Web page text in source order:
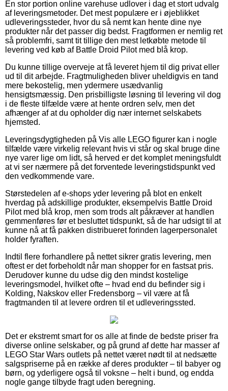
En stor portion online varehuse udlover i dag et stort udvalg
af leveringsmetoder. Det mest populære er i øjeblikket
udleveringssteder, hvor du så nemt kan hente dine nye
produkter når det passer dig bedst. Fragtformen er nemlig ret
så problemfri, samt tit tillige den mest letkøbte metode til
levering ved køb af Battle Droid Pilot med blå krop.
Du kunne tillige overveje at få leveret hjem til dig privat eller
ud til dit arbejde. Fragtmuligheden bliver uheldigvis en tand
mere bekostelig, men ydermere usædvanlig
hensigtsmæssig. Den prisbilligste løsning til levering vil dog
i de fleste tilfælde være at hente ordren selv, men det
afhænger af at du opholder dig nær internet selskabets
hjemsted.
Leveringsdygtigheden på Vis alle LEGO figurer kan i nogle
tilfælde være virkelig relevant hvis vi står og skal bruge dine
nye varer lige om lidt, så herved er det komplet meningsfuldt
at vi ser nærmere på det forventede leveringstidspunkt ved
den vedkommende vare.
Størstedelen af e-shops yder levering på blot en enkelt
hverdag på adskillige produkter, eksempelvis Battle Droid
Pilot med blå krop, men som trods alt påkræver at handlen
gemmenføres før et besluttet tidspunkt, så de har udsigt til at
kunne nå at få pakken distribueret forinden lagerpersonalet
holder fyraften.
Indtil flere forhandlere på nettet sikrer gratis levering, men
oftest er det forbeholdt når man shopper for en fastsat pris.
Derudover kunne du udse dig den mindst kostelige
leveringsmodel, hvilket ofte – hvad end du befinder sig i
Kolding, Nakskov eller Fredensborg – vil være at få
fragtmanden til at levere ordren til et udleveringssted.
Det er ekstremt smart for os alle at finde de bedste priser fra
diverse online selskaber, og på grund af dette har masser af
LEGO Star Wars outlets på nettet været nødt til at nedsætte
salgspriserne på en række af deres produkter – til babyer og
børn, og yderligere også til voksne – helt i bund, og endda
nogle gange tilbyde fragt uden beregning.